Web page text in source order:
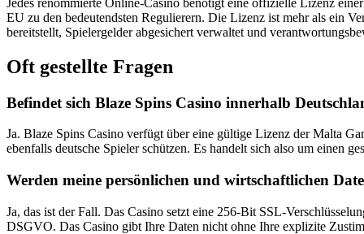
EU zu den bedeutendsten Regulierern. Die Lizenz ist mehr als ein
bereitstellt, Spielergelder abgesichert verwaltet und
Oft gestellte Fragen
Befindet sich Blaze Spins Casino innerhalb
Ja. Blaze Spins Casino verfügt über eine gültige Lizenz der Malta
ebenfalls deutsche Spieler schützen. Es handelt sich also um einen
Werden meine persönlichen und wirtschaftlichen
Ja, das ist der Fall. Das Casino setzt eine 256-Bit SSL-
DSGVO. Das Casino gibt Ihre Daten nicht ohne Ihre explizite